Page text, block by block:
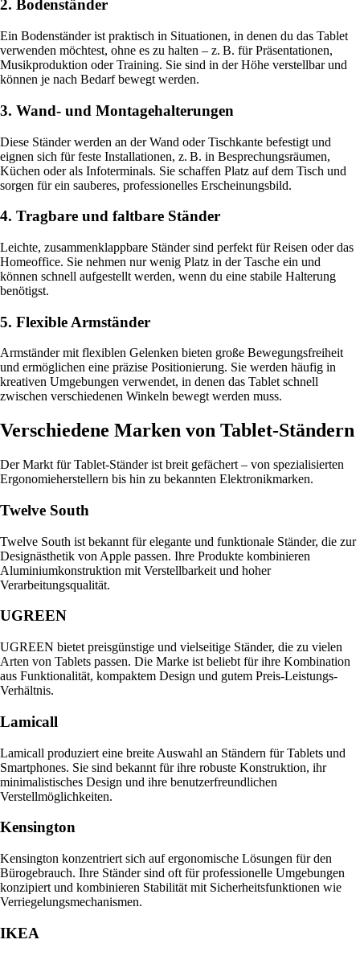
2. Bodenständer
Ein Bodenständer ist praktisch in Situationen, in denen du das Tablet
verwenden möchtest, ohne es zu halten – z. B. für Präsentationen,
Musikproduktion oder Training. Sie sind in der Höhe verstellbar und
können je nach Bedarf bewegt werden.
3. Wand- und Montagehalterungen
Diese Ständer werden an der Wand oder Tischkante befestigt und
eignen sich für feste Installationen, z. B. in Besprechungsräumen,
Küchen oder als Infoterminals. Sie schaffen Platz auf dem Tisch und
sorgen für ein sauberes, professionelles Erscheinungsbild.
4. Tragbare und faltbare Ständer
Leichte, zusammenklappbare Ständer sind perfekt für Reisen oder das
Homeoffice. Sie nehmen nur wenig Platz in der Tasche ein und
können schnell aufgestellt werden, wenn du eine stabile Halterung
benötigst.
5. Flexible Armständer
Armständer mit flexiblen Gelenken bieten große Bewegungsfreiheit
und ermöglichen eine präzise Positionierung. Sie werden häufig in
kreativen Umgebungen verwendet, in denen das Tablet schnell
zwischen verschiedenen Winkeln bewegt werden muss.
Verschiedene Marken von Tablet-Ständern
Der Markt für Tablet-Ständer ist breit gefächert – von spezialisierten
Ergonomieherstellern bis hin zu bekannten Elektronikmarken.
Twelve South
Twelve South ist bekannt für elegante und funktionale Ständer, die zur
Designästhetik von Apple passen. Ihre Produkte kombinieren
Aluminiumkonstruktion mit Verstellbarkeit und hoher
Verarbeitungsqualität.
UGREEN
UGREEN bietet preisgünstige und vielseitige Ständer, die zu vielen
Arten von Tablets passen. Die Marke ist beliebt für ihre Kombination
aus Funktionalität, kompaktem Design und gutem Preis-Leistungs-
Verhältnis.
Lamicall
Lamicall produziert eine breite Auswahl an Ständern für Tablets und
Smartphones. Sie sind bekannt für ihre robuste Konstruktion, ihr
minimalistisches Design und ihre benutzerfreundlichen
Verstellmöglichkeiten.
Kensington
Kensington konzentriert sich auf ergonomische Lösungen für den
Bürogebrauch. Ihre Ständer sind oft für professionelle Umgebungen
konzipiert und kombinieren Stabilität mit Sicherheitsfunktionen wie
Verriegelungsmechanismen.
IKEA